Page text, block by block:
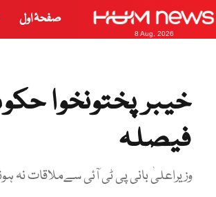
8 Aug, 2026
صفحۂ اول
خیبر پختونخوا
فیصلہ
وزیراعلیٰ بانی پی ٹی آئی سےملاقات نہ ہونے پر3ماہ کابجٹ پیش کرناچاہتےتھے،ترجمان پی ٹی آئی